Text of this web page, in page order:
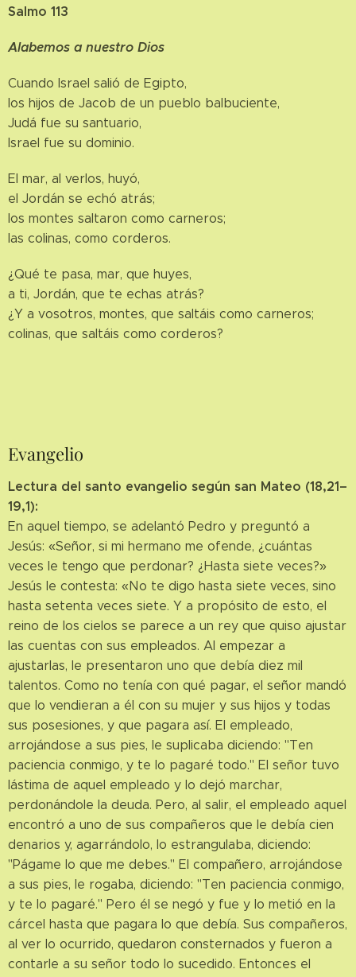
Salmo 113
Alabemos a nuestro Dios
Cuando Israel salió de Egipto,
los hijos de Jacob de un pueblo balbuciente,
Judá fue su santuario,
Israel fue su dominio.
El mar, al verlos, huyó,
el Jordán se echó atrás;
los montes saltaron como carneros;
las colinas, como corderos.
¿Qué te pasa, mar, que huyes,
a ti, Jordán, que te echas atrás?
¿Y a vosotros, montes, que saltáis como carneros;
colinas, que saltáis como corderos?
Evangelio
Lectura del santo evangelio según san Mateo (18,21–
19,1):
En aquel tiempo, se adelantó Pedro y preguntó a
Jesús: «Señor, si mi hermano me ofende, ¿cuántas
veces le tengo que perdonar? ¿Hasta siete veces?»
Jesús le contesta: «No te digo hasta siete veces, sino
hasta setenta veces siete. Y a propósito de esto, el
reino de los cielos se parece a un rey que quiso ajustar
las cuentas con sus empleados. Al empezar a
ajustarlas, le presentaron uno que debía diez mil
talentos. Como no tenía con qué pagar, el señor mandó
que lo vendieran a él con su mujer y sus hijos y todas
sus posesiones, y que pagara así. El empleado,
arrojándose a sus pies, le suplicaba diciendo: "Ten
paciencia conmigo, y te lo pagaré todo." El señor tuvo
lástima de aquel empleado y lo dejó marchar,
perdonándole la deuda. Pero, al salir, el empleado aquel
encontró a uno de sus compañeros que le debía cien
denarios y, agarrándolo, lo estrangulaba, diciendo:
"Págame lo que me debes." El compañero, arrojándose
a sus pies, le rogaba, diciendo: "Ten paciencia conmigo,
y te lo pagaré." Pero él se negó y fue y lo metió en la
cárcel hasta que pagara lo que debía. Sus compañeros,
al ver lo ocurrido, quedaron consternados y fueron a
contarle a su señor todo lo sucedido. Entonces el